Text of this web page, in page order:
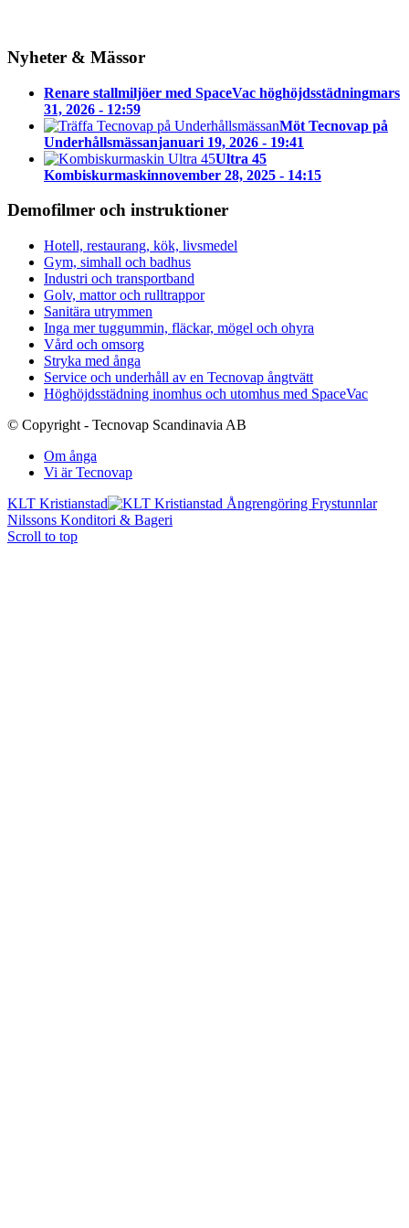
Nyheter & Mässor
Renare stallmiljöer med SpaceVac höghöjdsstädningmars
31, 2026 - 12:59
Möt Tecnovap på
Underhållsmässanjanuari 19, 2026 - 19:41
Ultra 45
Kombiskurmaskinnovember 28, 2025 - 14:15
Demofilmer och instruktioner
Hotell, restaurang, kök, livsmedel
Gym, simhall och badhus
Industri och transportband
Golv, mattor och rulltrappor
Sanitära utrymmen
Inga mer tuggummin, fläckar, mögel och ohyra
Vård och omsorg
Stryka med ånga
Service och underhåll av en Tecnovap ångtvätt
Höghöjdsstädning inomhus och utomhus med SpaceVac
© Copyright - Tecnovap Scandinavia AB
Om ånga
Vi är Tecnovap
KLT Kristianstad
Nilssons Konditori & Bageri
Scroll to top